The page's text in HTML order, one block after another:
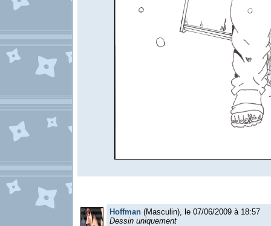
Hoffman (Masculin), le 07/06/2009 à 18:57
Dessin uniquement